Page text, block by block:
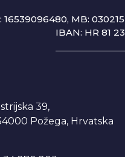
16539096480, MB:
IBAN: HR 81
39,
Požega, Hrvatska